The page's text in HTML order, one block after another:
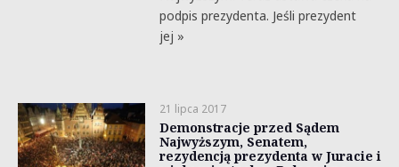
podpis prezydenta. Jeśli prezydent
jej »
21 lipca 2017
Demonstracje przed Sądem
Najwyższym, Senatem,
rezydencją prezydenta w Juracie i